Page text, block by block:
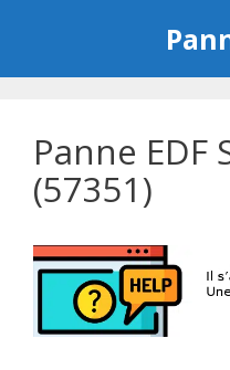
Panne
(57351)